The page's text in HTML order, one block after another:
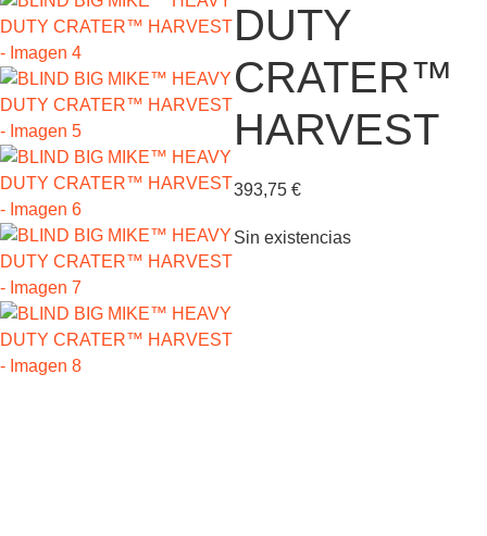
DUTY
CRATER™
HARVEST
393,75€
Sin existencias